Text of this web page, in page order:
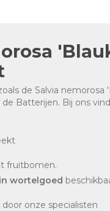
de Salvia
Batterijen. Bij ons
fruitbomen.
wortelgoed
door onze specialisten